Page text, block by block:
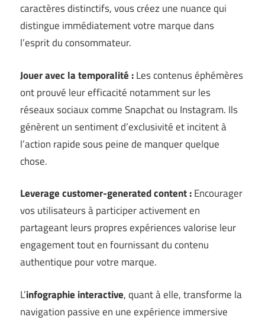
caractères distinctifs, vous créez une nuance qui
distingue immédiatement votre marque dans
l’esprit du consommateur.
Jouer avec la temporalité :Les contenus éphémères
ont prouvé leur efficacité notamment sur les
réseaux sociaux comme Snapchat ou Instagram. Ils
génèrent un sentiment d’exclusivité et incitent à
l’action rapide sous peine de manquer quelque
chose.
Leverage customer-generated content :Encourager
vos utilisateurs à participer activement en
partageant leurs propres expériences valorise leur
engagement tout en fournissant du contenu
authentique pour votre marque.
L’infographie interactive, quant à elle, transforme la
navigation passive en une expérience immersive